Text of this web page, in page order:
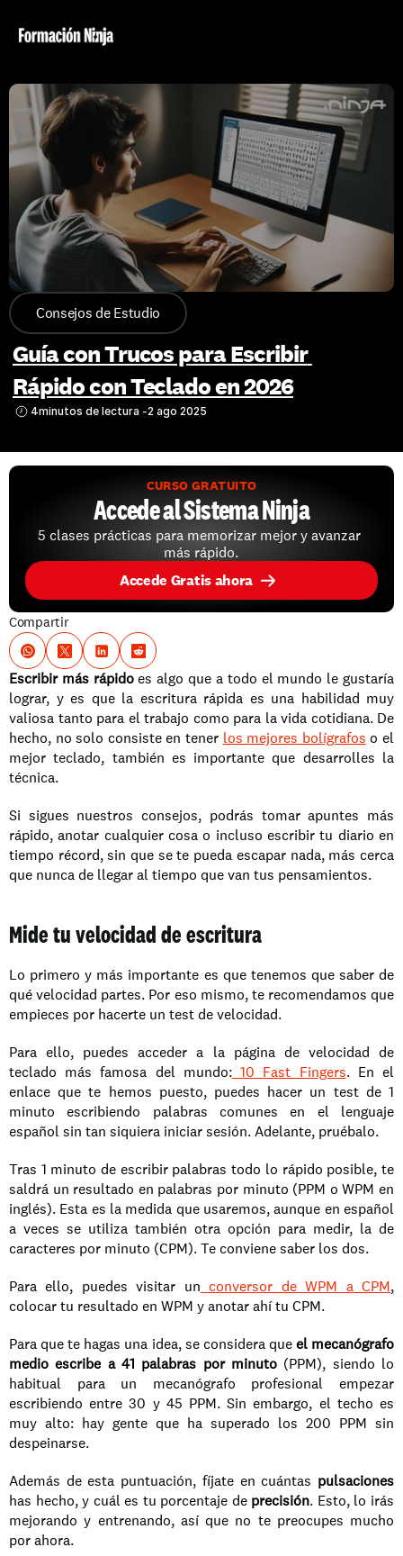
Consejos de Estudio
Guía con Trucos para Escribir
Rápido con Teclado en 2026
4minutos de lectura -2 ago 2025
CURSO GRATUITO
Accede al Sistema Ninja
5 clases prácticas para memorizar mejor y avanzar
más rápido.
Accede Gratis ahora
Compartir
Escribir más rápido es algo que a todo el mundo le gustaría
lograr, y es que la escritura rápida es una habilidad muy
valiosa tanto para el trabajo como para la vida cotidiana. De
hecho, no solo consiste en tener los mejores bolígrafos o el
mejor teclado, también es importante que desarrolles la
técnica.
Si sigues nuestros consejos, podrás tomar apuntes más
rápido, anotar cualquier cosa o incluso escribir tu diario en
tiempo récord, sin que se te pueda escapar nada, más cerca
que nunca de llegar al tiempo que van tus pensamientos.
Mide tu velocidad de escritura
Lo primero y más importante es que tenemos que saber de
qué velocidad partes. Por eso mismo, te recomendamos que
empieces por hacerte un test de velocidad.
Para ello, puedes acceder a la página de velocidad de
teclado más famosa del mundo: 10 Fast Fingers. En el
enlace que te hemos puesto, puedes hacer un test de 1
minuto escribiendo palabras comunes en el lenguaje
español sin tan siquiera iniciar sesión. Adelante, pruébalo.
Tras 1 minuto de escribir palabras todo lo rápido posible, te
saldrá un resultado en palabras por minuto (PPM o WPM en
inglés). Esta es la medida que usaremos, aunque en español
a veces se utiliza también otra opción para medir, la de
caracteres por minuto (CPM). Te conviene saber los dos.
Para ello, puedes visitar un conversor de WPM a CPM,
colocar tu resultado en WPM y anotar ahí tu CPM.
Para que te hagas una idea, se considera que el mecanógrafo
medio escribe a 41 palabras por minuto (PPM), siendo lo
habitual para un mecanógrafo profesional empezar
escribiendo entre 30 y 45 PPM. Sin embargo, el techo es
muy alto: hay gente que ha superado los 200 PPM sin
despeinarse.
Además de esta puntuación, fíjate en cuántas pulsaciones
has hecho, y cuál es tu porcentaje de precisión. Esto, lo irás
mejorando y entrenando, así que no te preocupes mucho
por ahora.